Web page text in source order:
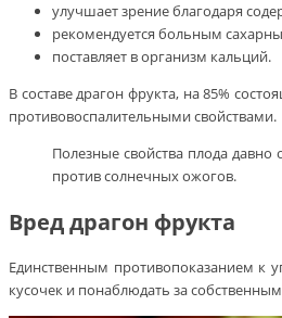
улучшает зрение благодаря
рекомендуется больным
поставляет в организм кальций.
В составе драгон фрукта, на 85%
противовоспалительными свойствами.
Полезные свойства плода
против солнечных ожогов.
Вред драгон фрукта
Единственным противопоказанием к
кусочек и понаблюдать за